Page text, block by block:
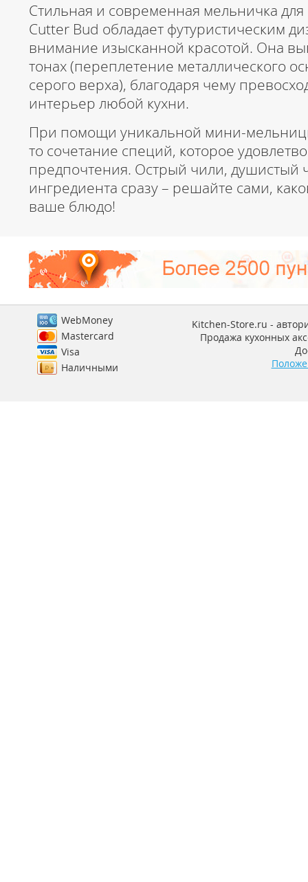
Стильная и современная мельничка
Cutter Bud обладает футуристическим
внимание изысканной красотой. Она
тонах (переплетение металлического
серого верха), благодаря чему
интерьер любой кухни.
При помощи уникальной мини-
то сочетание специй, которое
предпочтения. Острый чили, душистый
ингредиента сразу – решайте сами,
ваше блюдо!
WebMoney
Mastercard
Visa
Наличными
Kitchen-Store.ru -
Продажа кухонных